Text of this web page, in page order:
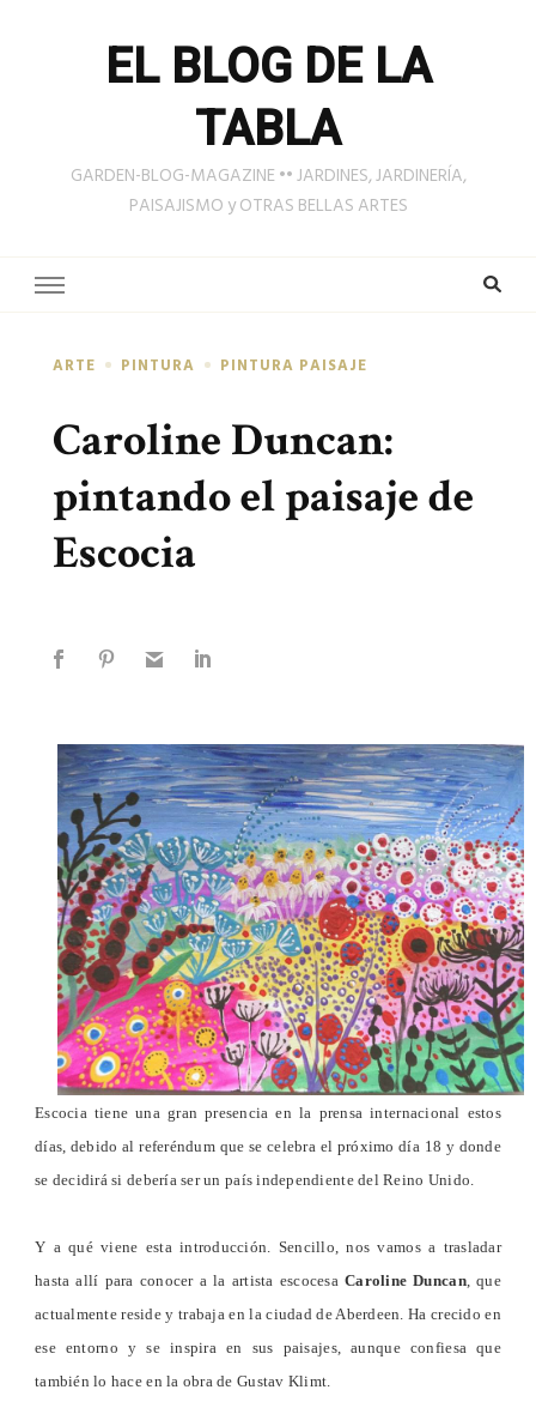
EL BLOG DE LA
TABLA
GARDEN-BLOG-MAGAZINE •• JARDINES, JARDINERÍA,
PAISAJISMO y OTRAS BELLAS ARTES
ARTE PINTURA PINTURA PAISAJE
Caroline Duncan:
pintando el paisaje de
Escocia
Escocia tiene una gran presencia en la prensa internacional estos
días, debido al referéndum que se celebra el próximo día 18 y donde
se decidirá si debería ser un país independiente del Reino Unido.
Y a qué viene esta introducción. Sencillo, nos vamos a trasladar
hasta allí para conocer a la artista escocesa Caroline Duncan, que
actualmente reside y trabaja en la ciudad de Aberdeen. Ha crecido en
ese entorno y se inspira en sus paisajes, aunque confiesa que
también lo hace en la obra de Gustav Klimt.